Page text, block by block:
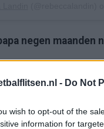
- Do Not
wish to opt-out of the
information for
negen maanden
Exact 9
2018